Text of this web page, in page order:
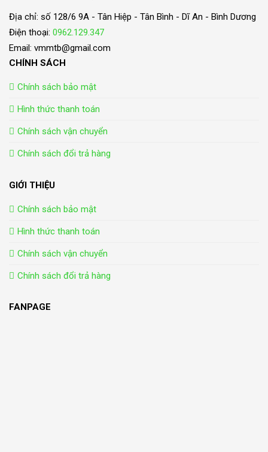
Địa chỉ: số 128/6 9A - Tân Hiệp - Tân Bình - Dĩ An - Bình Dương
Điện thoại: 0962.129.347
Email: vmmtb@gmail.com
CHÍNH SÁCH
Chính sách bảo mật
Hình thức thanh toán
Chính sách vận chuyển
Chính sách đổi trả hàng
GIỚI THIỆU
Chính sách bảo mật
Hình thức thanh toán
Chính sách vận chuyển
Chính sách đổi trả hàng
FANPAGE